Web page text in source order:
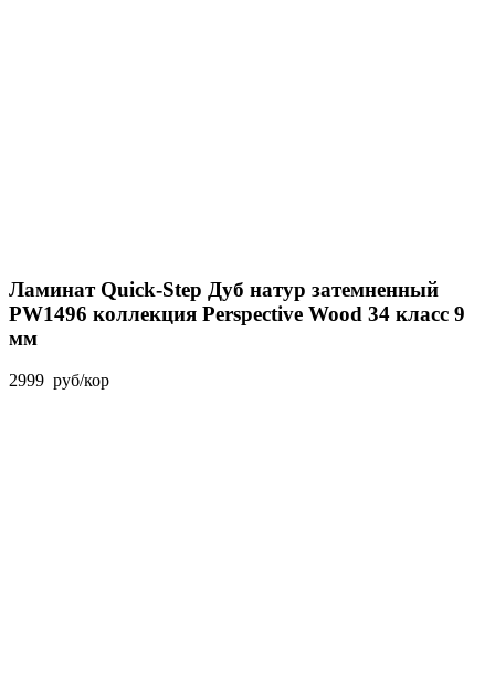
Ламинат Quick-Step Дуб натур затемненный
PW1496 коллекция Perspective Wood 34 класс 9
мм
2999 руб/кор